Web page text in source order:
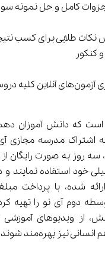
جزوات کامل و حل نمونه
نکات طلایی برای کسب
کنکور
کلیه دروس متوسطه دوم
اشتراک مدرسه مجازی آی
سه روز به صورت رایگان
خود استفاده نمایند و
شده، با پرداخت
دوم آی نو را تهیه
از ویدیوهای
نیز بهره‌مند شوند.